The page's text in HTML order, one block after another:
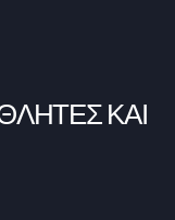
ΚΑΙ